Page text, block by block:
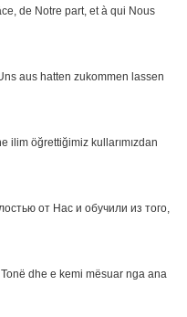
de Notre part, et à qui Nous
aus hatten zukommen lassen
ilim öğrettiğimiz kullarımızdan
от Нас и обучили из того,
dhe e kemi mësuar nga ana